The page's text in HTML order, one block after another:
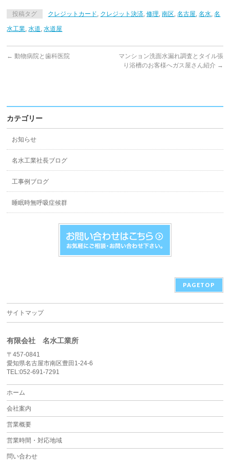
投稿タグ クレジットカード, クレジット決済,修理,南区,名古屋,名水,名
水工業,水道,水道屋
← 動物病院と歯科医院
マンション洗面水漏れ調査とタイル張
り浴槽のお客様へガス屋さん紹介 →
カテゴリー
お知らせ
名水工業社長ブログ
工事例ブログ
睡眠時無呼吸症候群
PAGETOP
サイトマップ
有限会社 名水工業所
〒457-0841
愛知県名古屋市南区豊田1-24-6
TEL:052-691-7291
ホーム
会社案内
営業概要
営業時間・対応地域
問い合わせ